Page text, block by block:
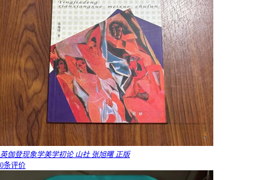
英伽登现象学美学初论 山社 张旭曙 正版
0条评价